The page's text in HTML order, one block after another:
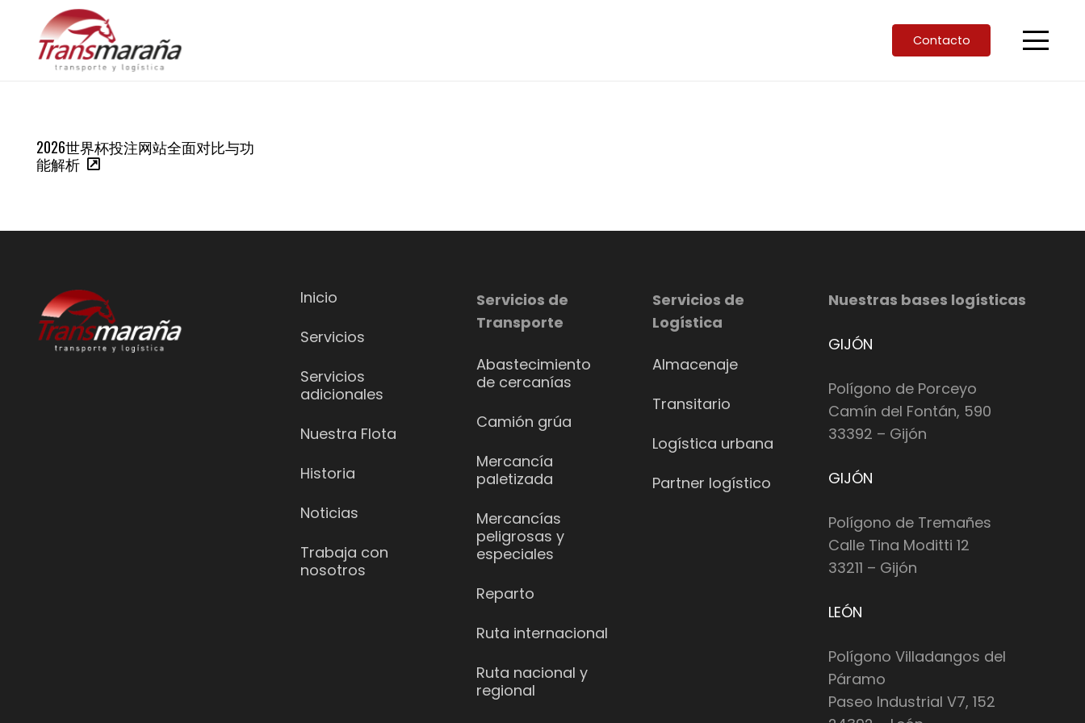
Contacto
2026世界杯投注网站全面对比与功
能解析
Inicio
Servicios
Servicios
adicionales
Nuestra Flota
Historia
Noticias
Trabaja con
nosotros
Servicios de
Transporte
Abastecimiento
de cercanías
Camión grúa
Mercancía
paletizada
Mercancías
peligrosas y
especiales
Reparto
Ruta internacional
Ruta nacional y
regional
Servicios de
Logística
Almacenaje
Transitario
Logística urbana
Partner logístico
Nuestras bases logísticas
GIJÓN
Polígono de Porceyo
Camín del Fontán, 590
33392 – Gijón
GIJÓN
Polígono de Tremañes
Calle Tina Moditti 12
33211 – Gijón
LEÓN
Polígono Villadangos del
Páramo
Paseo Industrial V7, 152